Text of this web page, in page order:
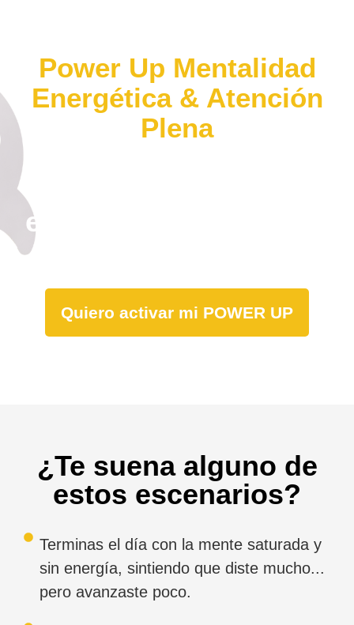
Power Up Mentalidad
Energética & Atención
Plena
empieza en tu energía
Quiero activar mi POWER UP
¿Te suena alguno de
estos escenarios?
Terminas el día con la mente saturada y
sin energía, sintiendo que diste mucho...
pero avanzaste poco.